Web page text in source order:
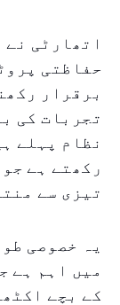
اتھارٹی
حفاظتی
برقرار
تجربات کی
نظام پہلے
رکھتے ہے
تیزی سے
یہ خصوصی
میں اہم ہے
کے بچے